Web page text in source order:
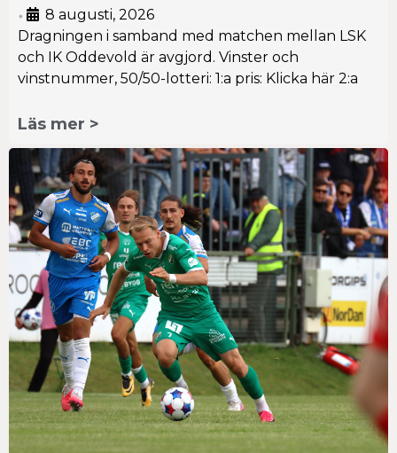
•
8 augusti, 2026
Dragningen i samband med matchen mellan LSK
och IK Oddevold är avgjord. Vinster och
vinstnummer, 50/50-lotteri: 1:a pris: Klicka här 2:a
Läs mer >